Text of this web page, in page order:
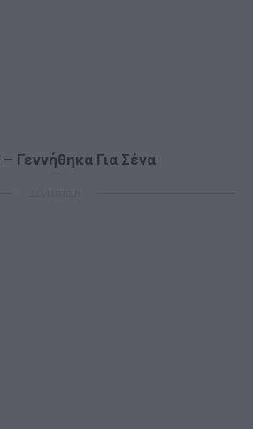
Γεννήθηκα Για Σένα